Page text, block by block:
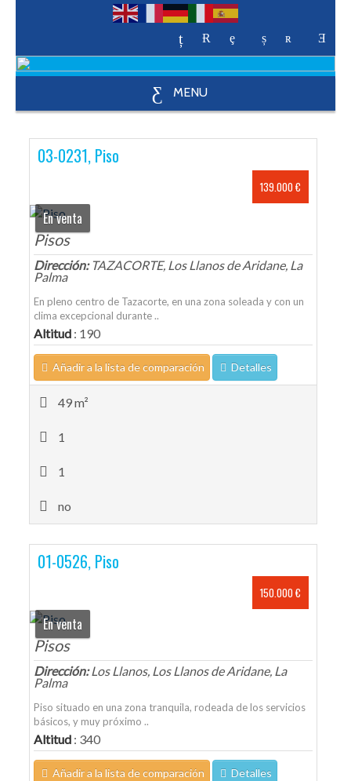
MENU
03-0231, Piso
139.000 €
En venta
Pisos
Dirección: TAZACORTE, Los Llanos de Aridane, La
Palma
En pleno centro de Tazacorte, en una zona soleada y con un
clima excepcional durante ..
Altitud : 190
Añadir a la lista de comparación Detalles
49 m²
1
1
no
01-0526, Piso
150.000 €
En venta
Pisos
Dirección:Los Llanos, Los Llanos de Aridane, La
Palma
Piso situado en una zona tranquila, rodeada de los servicios
básicos, y muy próximo ..
Altitud : 340
Añadir a la lista de comparación Detalles